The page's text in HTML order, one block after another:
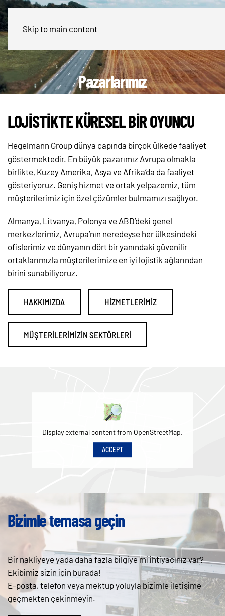
Skip to main content
Pazarlarımız
LOJİSTİKTE KÜRESEL BİR OYUNCU
Hegelmann Group dünya çapında birçok ülkede faaliyet
göstermektedir. En büyük pazarımız Avrupa olmakla
birlikte, Kuzey Amerika, Asya ve Afrika’da da faaliyet
gösteriyoruz. Geniş hizmet ve ortak yelpazemiz, tüm
müşterilerimiz için özel çözümler bulmamızı sağlıyor.
Almanya, Litvanya, Polonya ve ABD’deki genel
merkezlerimiz, Avrupa’nın neredeyse her ülkesindeki
ofislerimiz ve dünyanın dört bir yanındaki güvenilir
ortaklarımızla müşterilerimize en iyi lojistik ağlarından
birini sunabiliyoruz.
HAKKIMIZDA HİZMETLERİMİZ
MÜŞTERILERIMIZIN SEKTÖRLERI
Display external content from OpenStreetMap.
ACCEPT
Bizimle temasa geçin
Bir nakliyeye yada daha fazla bilgiye mi ihtiyacınız var?
Ekibimiz sizin için burada!
E-posta, telefon veya mektup yoluyla bizimle iletişime
geçmekten çekinmeyin.